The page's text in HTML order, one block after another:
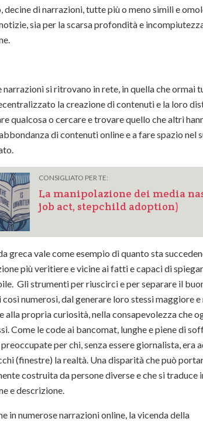
decine di narrazioni, tutte più o meno simili e
sia per la scarsa profondità e
narrazioni si ritrovano in rete, in quella che
la creazione di contenuti e la loro
qualcosa o cercare e trovare quello che altri
di contenuti online e a fare spazio
CONSIGLIATO PER TE:
La manipolazione dei media
job act, stepchild adoption)
greca vale come esempio di quanto sta
più veritiere e vicine ai fatti e capaci di
Gli strumenti per riuscirci e per separare il
numerosi, dal generare loro stessi maggiore
alla propria curiosità, nella consapevolezza che
Come le code ai bancomat, lunghe e piene di
preoccupate per chi, senza essere giornalista,
(finestre) la realtà. Una disparità che può
costruita da persone diverse e che si
e descrizione.
in numerose narrazioni online, la vicenda della